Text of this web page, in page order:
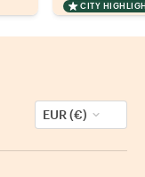
CITY
EUR (€)